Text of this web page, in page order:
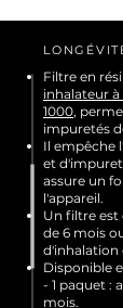
Filtre en
inhalateur
1000,
impuretés
Il empêche
et
assure un
l'appareil.
Un filtre
de 6 mois
d'inhalation
Disponible
- 1 paquet :
mois.